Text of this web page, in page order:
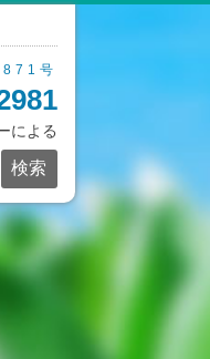
号
による